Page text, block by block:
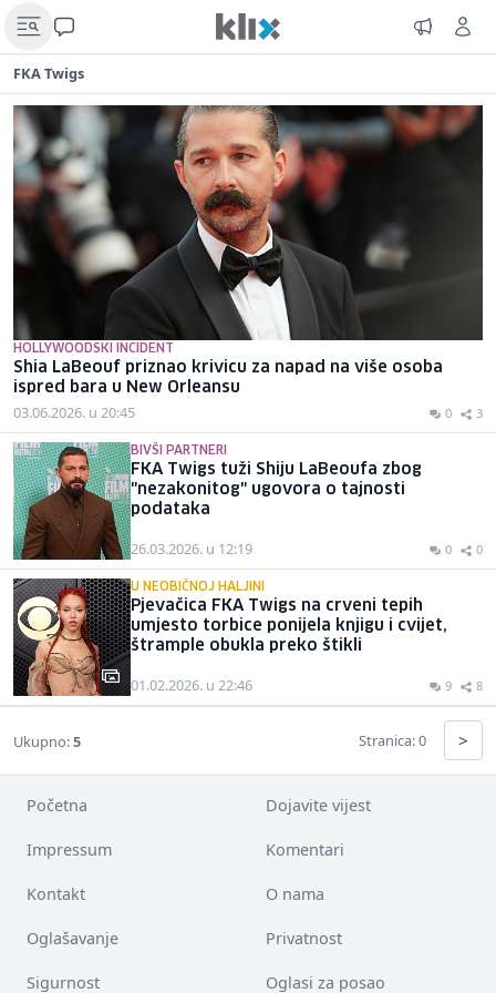
FKA Twigs
HOLLYWOODSKI INCIDENT
Shia LaBeouf priznao krivicu za napad na više osoba
ispred bara u New Orleansu
03.06.2026. u 20:45 0 3
BIVŠI PARTNERI
FKA Twigs tuži Shiju LaBeoufa zbog
"nezakonitog" ugovora o tajnosti
podataka
26.03.2026. u 12:19 0 0
U NEOBIČNOJ HALJINI
Pjevačica FKA Twigs na crveni tepih
umjesto torbice ponijela knjigu i cvijet,
štrample obukla preko štikli
01.02.2026. u 22:46 9 8
Ukupno:5 Stranica: 0 >
Početna Dojavite vijest
Impressum Komentari
Kontakt O nama
Oglašavanje Privatnost
Sigurnost Oglasi za posao